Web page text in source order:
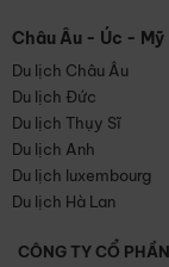
Châu Âu - Úc - Mỹ
Du lịch Châu Âu
Du lịch Đức
Du lịch Thụy Sĩ
Du lịch Anh
Du lịch luxembourg
Du lịch Hà Lan
CÔNG TY CỔ